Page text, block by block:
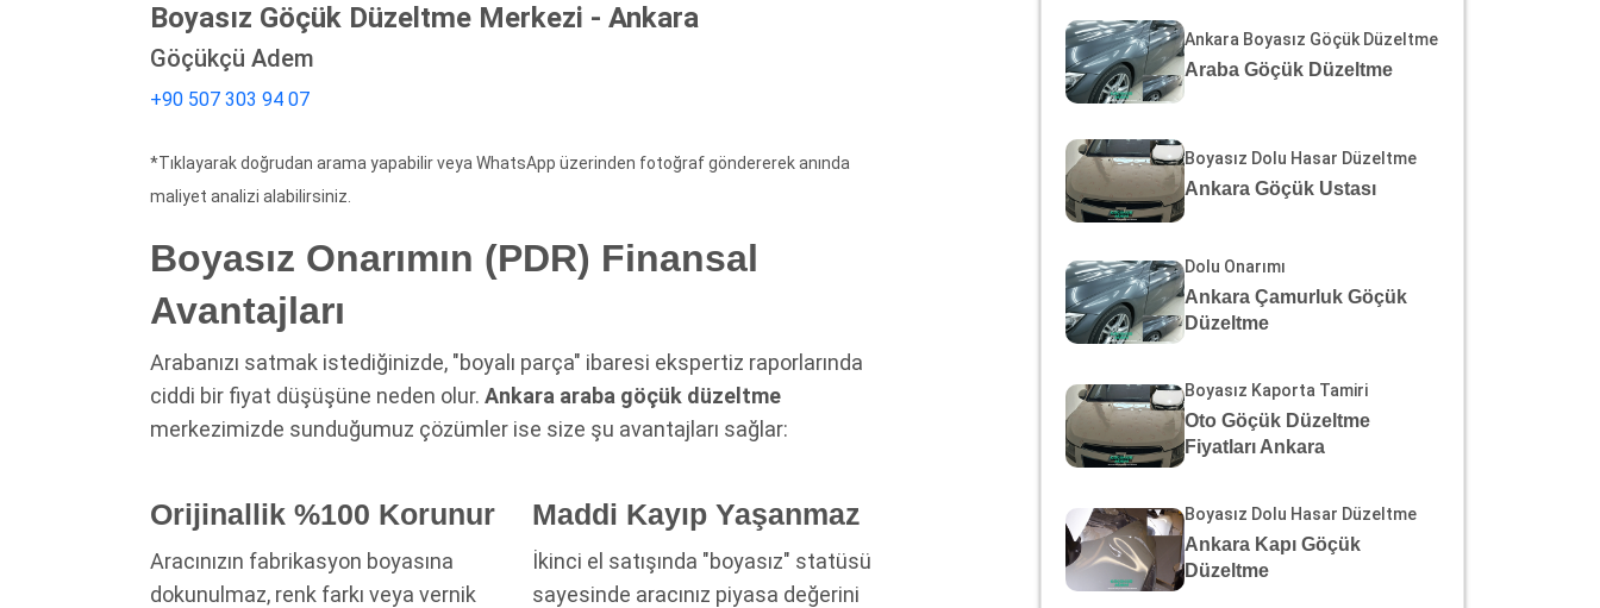
Boyasız Göçük Düzeltme Merkezi - Ankara
Göçükçü Adem
+90 507 303 94 07
*Tıklayarak doğrudan arama yapabilir veya WhatsApp üzerinden fotoğraf göndererek anında
maliyet analizi alabilirsiniz.
Boyasız Onarımın (PDR) Finansal
Avantajları
Arabanızı satmak istediğinizde, "boyalı parça" ibaresi ekspertiz raporlarında
ciddi bir fiyat düşüşüne neden olur. Ankara araba göçük düzeltme
merkezimizde sunduğumuz çözümler ise size şu avantajları sağlar:
Orijinallik %100 Korunur
Aracınızın fabrikasyon boyasına
dokunulmaz, renk farkı veya vernik
Maddi Kayıp Yaşanmaz
İkinci el satışında "boyasız" statüsü
sayesinde aracınız piyasa değerini
Ankara Boyasız Göçük Düzeltme
Araba Göçük Düzeltme
Boyasız Dolu Hasar Düzeltme
Ankara Göçük Ustası
Dolu Onarımı
Ankara Çamurluk Göçük
Düzeltme
Boyasız Kaporta Tamiri
Oto Göçük Düzeltme
Fiyatları Ankara
Boyasız Dolu Hasar Düzeltme
Ankara Kapı Göçük
Düzeltme